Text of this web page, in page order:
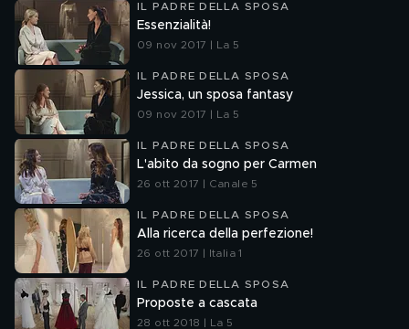
IL PADRE DELLA SPOSA
Essenzialità!
09 nov 2017 | La 5
IL PADRE DELLA SPOSA
Jessica, un sposa fantasy
09 nov 2017 | La 5
IL PADRE DELLA SPOSA
L'abito da sogno per Carmen
26 ott 2017 | Canale 5
IL PADRE DELLA SPOSA
Alla ricerca della perfezione!
26 ott 2017 | Italia 1
IL PADRE DELLA SPOSA
Proposte a cascata
28 ott 2018 | La 5